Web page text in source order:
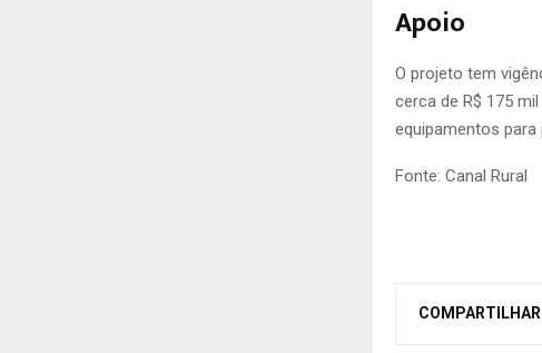
Apoio
O projeto tem
cerca de R$ 175
equipamentos
Fonte: Canal Rural
COMPARTILHAR